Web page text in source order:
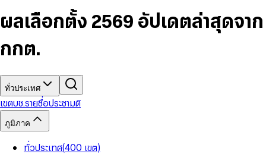
7
8
5
6
8
9
6
7
9
5
6
8
9
9
ผลเลือกตั้ง 2569 อัปเดตล่าสุดจาก
กกต.
ทั่วประเทศ
เขตบช.รายชื่อประชามติ
ภูมิภาค
ทั่วประเทศ(400 เขต)